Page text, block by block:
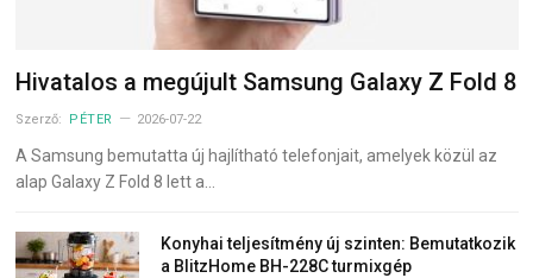
Hivatalos a megújult Samsung Galaxy Z Fold 8
Szerző: PÉTER 2026-07-22
A Samsung bemutatta új hajlítható telefonjait, amelyek közül az
alap Galaxy Z Fold 8 lett a…
Konyhai teljesítmény új szinten: Bemutatkozik
a BlitzHome BH-228C turmixgép